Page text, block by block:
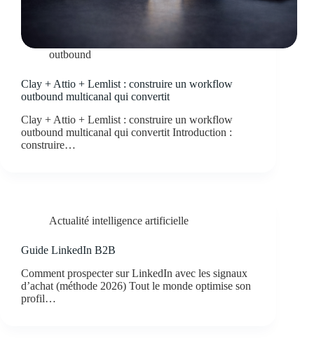
outbound
Clay + Attio + Lemlist : construire un workflow
outbound multicanal qui convertit
Clay + Attio + Lemlist : construire un workflow
outbound multicanal qui convertit Introduction :
construire…
Actualité intelligence artificielle
Guide LinkedIn B2B
Comment prospecter sur LinkedIn avec les signaux
d’achat (méthode 2026) Tout le monde optimise son
profil…